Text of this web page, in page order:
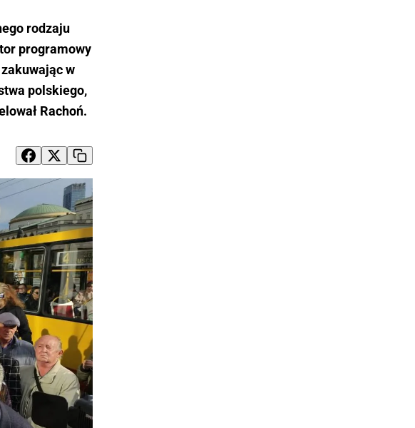
rodzaju
programowy
w
polskiego,
Rachoń.